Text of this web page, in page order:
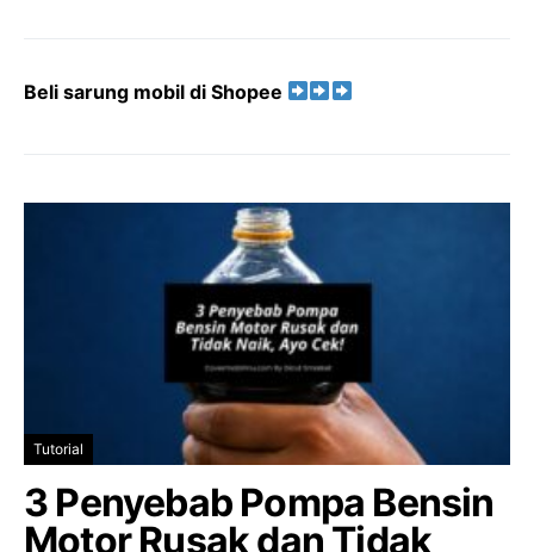
Beli sarung mobil di Shopee
Tutorial
3 Penyebab Pompa Bensin
Motor Rusak dan Tidak